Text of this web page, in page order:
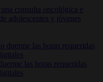
consulta oncológica e
adolescentes y jóvenes
las horas requeridas